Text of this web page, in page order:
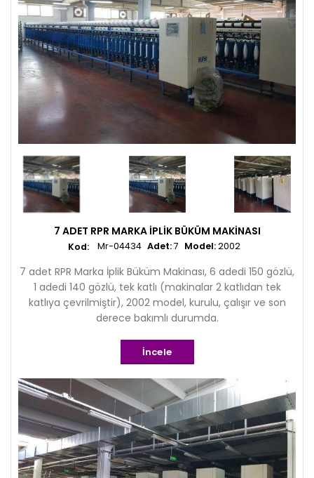
7 ADET RPR MARKA İPLIK BÜKÜM MAKINASI
Adet:7 Model:2002
Mr-04434
7 adet RPR Marka İplik Büküm Makinası, 6 adedi 150 gözlü,
1 adedi 140 gözlü, tek katlı (makinalar 2 katlıdan tek
katlıya çevrilmiştir), 2002 model, kurulu, çalışır ve son
derece bakımlı durumda.
İncele